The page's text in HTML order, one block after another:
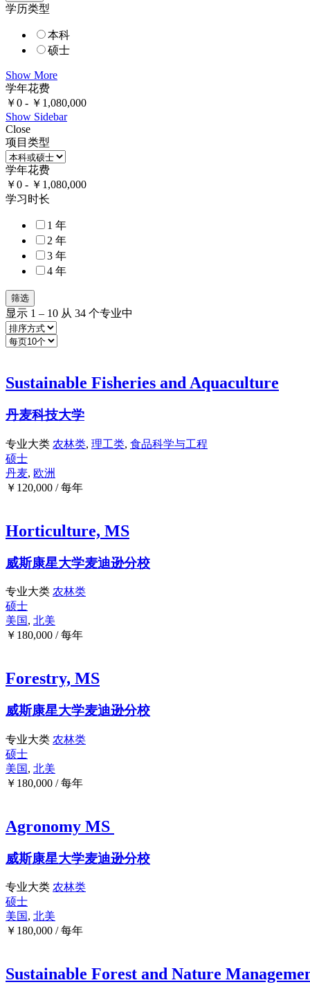
学历类型
本科
硕士
Show More
学年花费
￥0 - ￥ 1,080,000
Show Sidebar
Close
项目类型
学年花费
￥0 - ￥ 1,080,000
学习时长
1 年
2 年
3 年
4 年
筛选
显示 1 – 10 从 34 个专业中
Sustainable Fisheries and Aquaculture
丹麦科技大学
专业大类 农林类, 理工类, 食品科学与工程
硕士
丹麦, 欧洲
￥ 120,000 / 每年
Horticulture, MS
威斯康星大学麦迪逊分校
专业大类 农林类
硕士
美国, 北美
￥ 180,000 / 每年
Forestry, MS
威斯康星大学麦迪逊分校
专业大类 农林类
硕士
美国, 北美
￥ 180,000 / 每年
Agronomy MS
威斯康星大学麦迪逊分校
专业大类 农林类
硕士
美国, 北美
￥ 180,000 / 每年
Sustainable Forest and Nature